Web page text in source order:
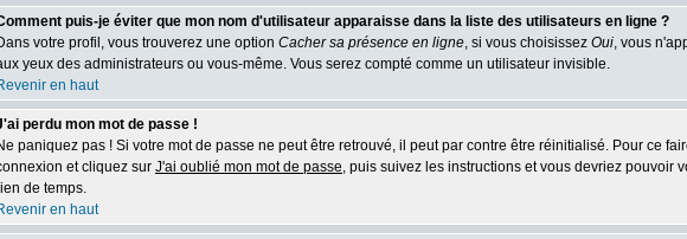
puis-je éviter que mon nom d'utilisateur apparaisse dans la liste des utilisateurs en ligne ?
votre profil, vous trouverez une option Cacher sa présence en ligne, si vous choisissez Oui, vous
yeux des administrateurs ou vous-même. Vous serez compté comme un utilisateur invisible.
en haut
perdu mon mot de passe !
paniquez pas ! Si votre mot de passe ne peut être retrouvé, il peut par contre être réinitialisé. Pour ce
et cliquez sur J'ai oublié mon mot de passe, puis suivez les instructions et vous devriez pouvoir
de temps.
en haut